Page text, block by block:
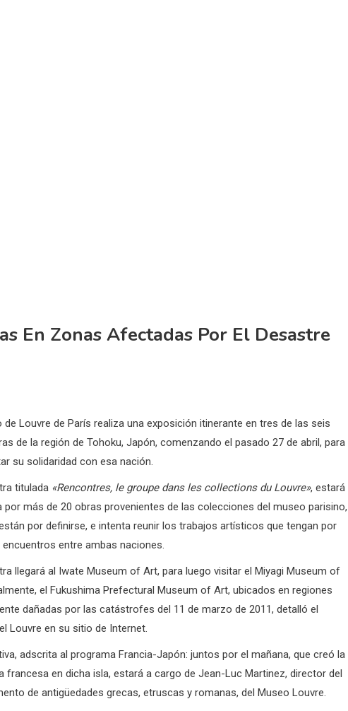
En Zonas Afectadas Por El Desastre
de Louvre de París realiza una exposición itinerante en tres de las seis
de la región de Tohoku, Japón, comenzando el pasado 27 de abril, para
su solidaridad con esa nación.
titulada «Rencontres, le groupe dans les collections du Louvre», estará
por más de 20 obras provenientes de las colecciones del museo parisino,
por definirse, e intenta reunir los trabajos artísticos que tengan por
entre ambas naciones.
llegará al Iwate Museum of Art, para luego visitar el Miyagi Museum of
el Fukushima Prefectural Museum of Art, ubicados en regiones
dañadas por las catástrofes del 11 de marzo de 2011, detalló el
Louvre en su sitio de Internet.
adscrita al programa Francia-Japón: juntos por el mañana, que creó la
francesa en dicha isla, estará a cargo de Jean-Luc Martinez, director del
de antigüedades grecas, etruscas y romanas, del Museo Louvre.